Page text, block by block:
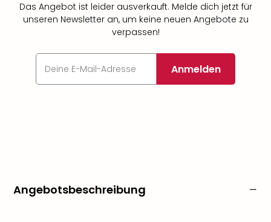
Das Angebot ist leider ausverkauft. Melde dich jetzt für
unseren Newsletter an, um keine neuen Angebote zu
verpassen!
Anmelden
Angebotsbeschreibung